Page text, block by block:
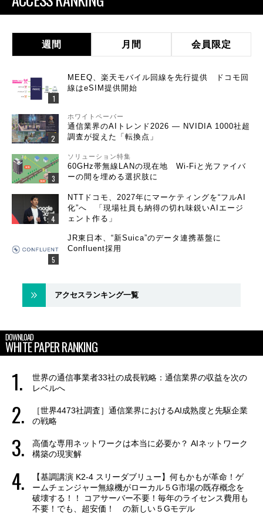
週間 月間 会員限定
MEEQ、楽天モバイル回線を先行提供 ドコモ回
線はeSIM提供開始
ホワイトペーパー
通信業界のAIトレンド2026 ― NVIDIA 1000社超
調査が捉えた「転換点」
ソリューション特集
60GHz帯無線LANの現在地 Wi-Fiと光ファイバ
ーの間を埋める選択肢に
NTTドコモ、2027年にマーケティングを“フルAI
化”へ 「現場社員も納得の切れ味鋭いAIエージ
ェント作る」
JR東日本、“新Suica”のデータ連携基盤に
Confluent採用
アクセスランキング一覧
DOWNLOAD
WHITE PAPER RANKING
世界の通信事業者33社の成長戦略：通信業界の収益を次の
レベルへ
［世界4473社調査］通信業界におけるAI成熟度と先駆企業
の戦略
高価な専用ネットワークは本当に必要か？ AIネットワーク
構築の現実解
【基調講演 K2-4 スリーダブリュー】何もかもが革命！ゲ
ームチェンジャー無線機がローカル５G市場の既存概念を
破壊する！！ コアサーバー不要！毎年のライセンス費用も
不要！でも、超安価！ の新しい５Gモデル